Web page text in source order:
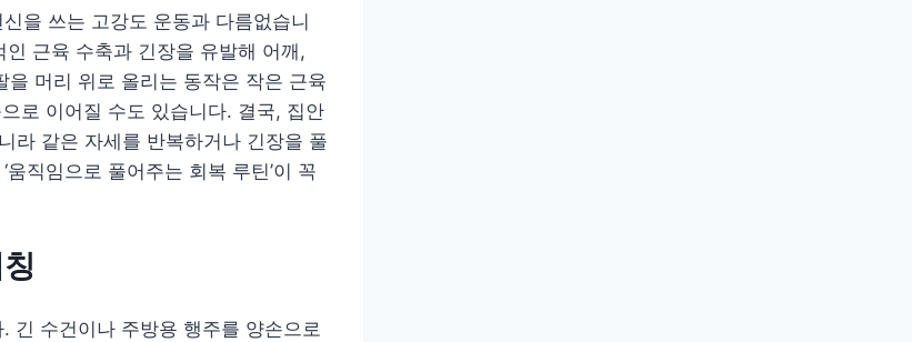
을 쓰는 고강도 운동과 다름없습니
근육 수축과 긴장을 유발해 어깨,
머리 위로 올리는 동작은 작은 근육
로 이어질 수도 있습니다. 결국, 집안
라 같은 자세를 반복하거나 긴장을 풀
직임으로 풀어주는 회복 루틴’이 꼭
긴 수건이나 주방용 행주를 양손으로